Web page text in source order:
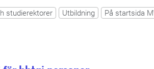
studierektorer Utbildning På startsida